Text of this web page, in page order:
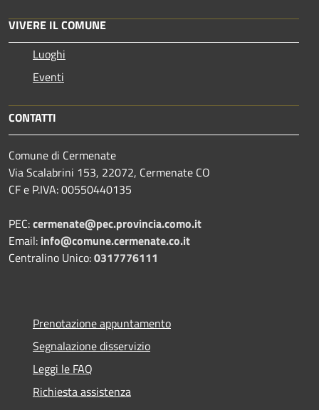
VIVERE IL COMUNE
Luoghi
Eventi
CONTATTI
Comune di Cermenate
Via Scalabrini 153, 22072, Cermenate CO
CF e P.IVA: 00550440135
PEC:cermenate@pec.provincia.como.it
Email: info@comune.cermenate.co.it
Centralino Unico:0317776111
Prenotazione appuntamento
Segnalazione disservizio
Leggi le FAQ
Richiesta assistenza